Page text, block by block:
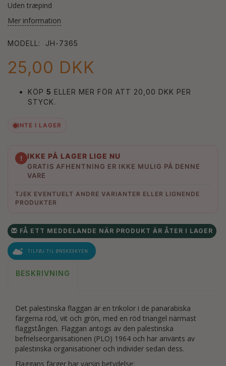
Uden træpind
Mer information
MODELL: JH-7365
25,00 DKK
KÖP 5 ELLER MER FÖR ATT 20,00 DKK PER
STYCK.
INTE I LAGER
! IKKE PÅ LAGER LIGE NU
GRATIS AFHENTNING ER IKKE MULIG PÅ DENNE
VARE
TJEK EVENTUELT ANDRE VARIANTER ELLER LIGNENDE
PRODUKTER
FÅ ETT MEDDELANDE NÄR PRODUKT ÄR ÅTER I LAGER
TILFØJ TIL ØNSKESKYEN
BESKRIVNING
Det palestinska flaggan är en trikolor i de panarabiska
färgerna röd, vit och grön, med en röd triangel närmast
flaggstången. Flaggan antogs av den palestinska
befrielseorganisationen (PLO) 1964 och har använts av
palestinska organisationer och individer sedan dess.
Flaggans färger har varsin betydelse: